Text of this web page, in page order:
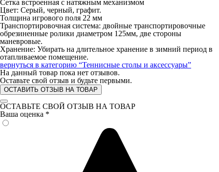
Сетка встроенная с натяжным механизмом
Цвет: Серый, черный, графит.
Толщина игрового поля 22 мм
Транспортировочная система: двойные транспортировочные
обрезиненные ролики диаметром 125мм, две стороны
маневровые.
Хранение: Убирать на длительное хранение в зимний период в
отапливаемое помещение.
вернуться в категорию “Теннисные столы и аксессуары”
На данный товар пока нет отзывов.
Оставьте свой отзыв и будьте первыми.
ОСТАВИТЬ ОТЗЫВ НА ТОВАР
ОСТАВЬТЕ СВОЙ ОТЗЫВ НА ТОВАР
Ваша оценка *